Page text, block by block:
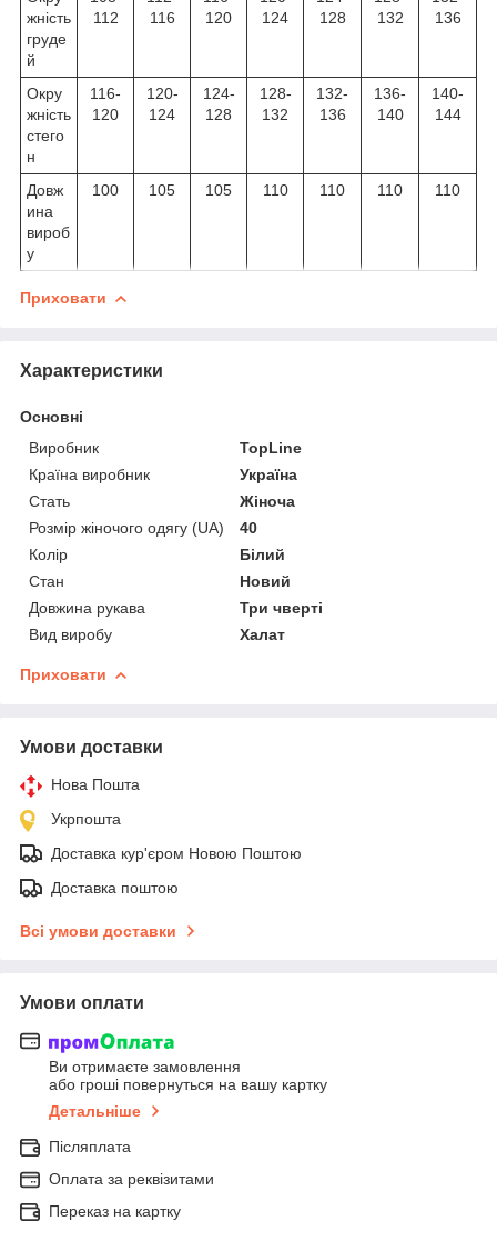
жність
груде
й
112
116
120
124
128
132
136
Окру
жність
стего
н
116-
120
120-
124
124-
128
128-
132
132-
136
136-
140
140-
144
Довж
ина
вироб
у
100 105 105 110 110 110 110
Приховати
Характеристики
Основні
Виробник
TopLine
Країна виробник
Україна
Стать
Жіноча
Розмір жіночого одягу (UA)
40
Колір
Білий
Стан
Новий
Довжина рукава
Три чверті
Вид виробу
Халат
Приховати
Умови доставки
Нова Пошта
Укрпошта
Доставка кур'єром Новою Поштою
Доставка поштою
Всі умови доставки
Умови оплати
Ви отримаєте замовлення
або гроші повернуться на вашу картку
Детальніше
Післяплата
Оплата за реквізитами
Переказ на картку